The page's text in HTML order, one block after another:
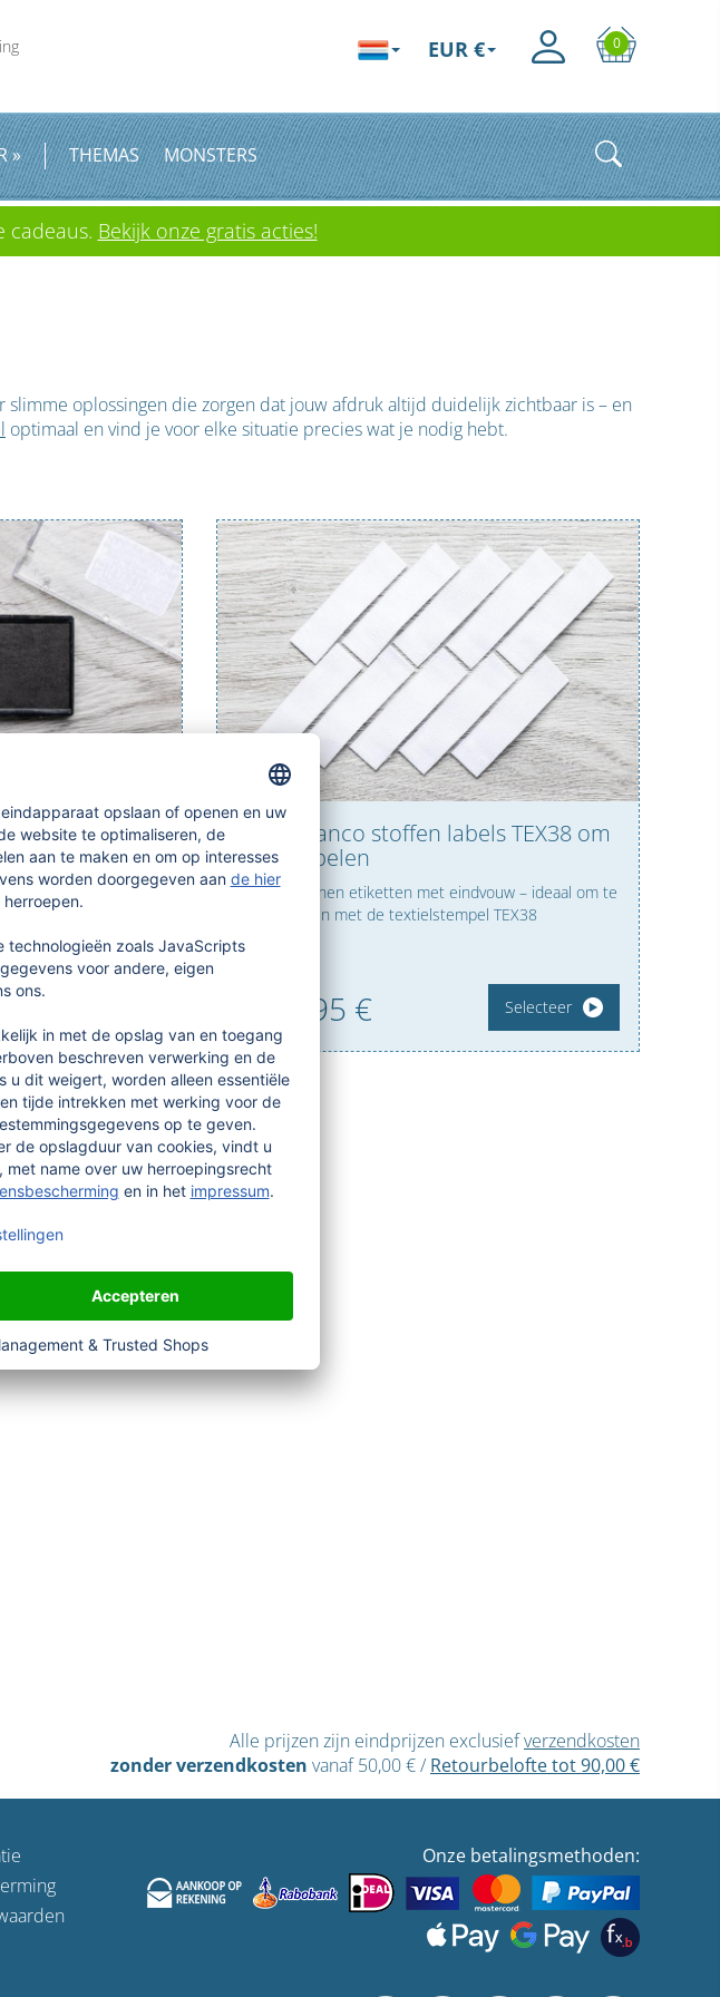
0
EUR €
» THEMAS MONSTERS
cadeaus. Bekijk onze gratis acties!
oplossingen die zorgen dat jouw afdruk altijd duidelijk zichtbaar is – en
optimaal en vind je voor elke situatie precies wat je nodig hebt.
voor DORTEX
mm x 59
afdrukken op
– geschikt voor
Witte blanco stoffen labels TEX38 om
te stempelen
Witte katoenen etiketten met eindvouw – ideaal om te
bestempelen met de textielstempel TEX38
95 € Selecteer
Alle prijzen zijn eindprijzen exclusiefverzendkosten
zonder verzendkosten vanaf 50,00 €/ Retourbelofte tot 90,00 €
Onze betalingsmethoden: